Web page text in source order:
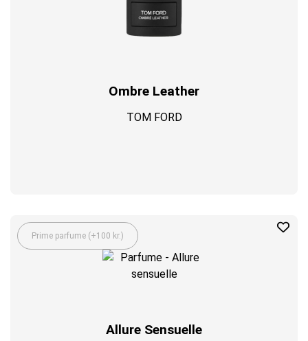
Ombre Leather
TOM FORD
Prime parfume (+100 kr.)
Allure Sensuelle